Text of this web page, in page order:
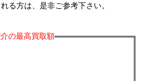
る方は、是非ご参考下さい。
の最高買取額